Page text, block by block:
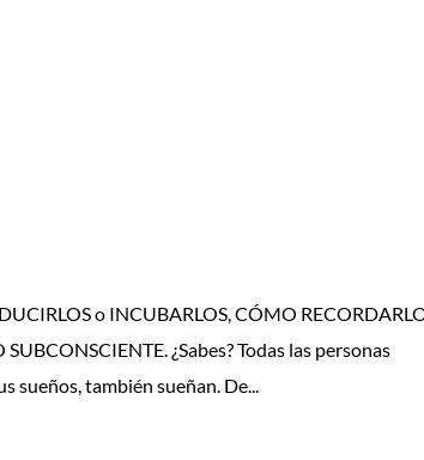
o INCUBARLOS, CÓMO
¿Sabes? Todas las personas
sueños, también sueñan. De...